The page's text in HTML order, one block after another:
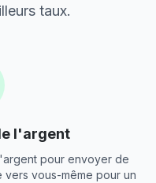
taux.
l'argent
pour envoyer de
vous-même pour un